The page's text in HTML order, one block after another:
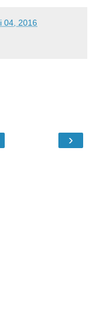
04, 2016
›